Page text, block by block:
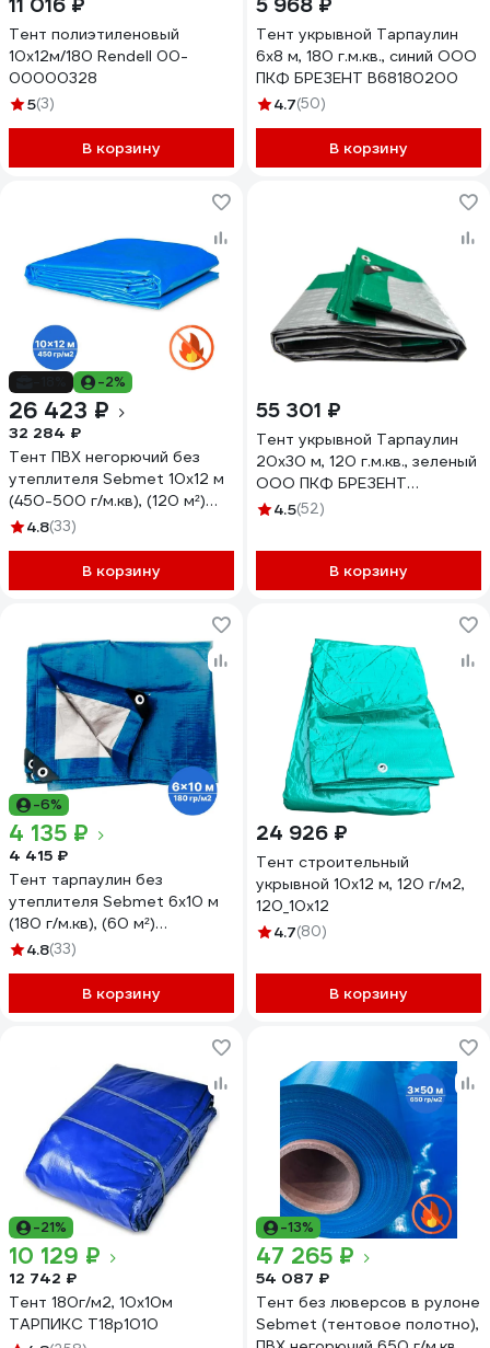
Тент полиэтиленовый
10х12м/180 Rendell 00-
00000328
5(3)
В корзину
Тент укрывной Тарпаулин
6х8 м, 180 г.м.кв., синий ООО
ПКФ БРЕЗЕНТ В68180200
4.7(50)
В корзину
-2%
26 423 ₽
32 284 ₽
Тент ПВХ негорючий без
утеплителя Sebmet 10x12 м
(450-500 г/м.кв), (120 м²)
TD07904501012П
4.8(33)
В корзину
55 301 ₽
Тент укрывной Тарпаулин
20х30 м, 120 г.м.кв., зеленый
ООО ПКФ БРЕЗЕНТ
В20301208
4.5(52)
В корзину
-6%
4 135 ₽
4 415 ₽
Тент тарпаулин без
утеплителя Sebmet 6x10 м
(180 г/м.кв), (60 м²)
TD0790180610Т
4.8(33)
В корзину
24 926 ₽
Тент строительный
укрывной 10х12 м, 120 г/м2,
120_10х12
4.7(80)
В корзину
-21%
10 129 ₽
12 742 ₽
Тент 180г/м2, 10х10м
ТАРПИКС Т18р1010
-13%
47 265 ₽
54 087 ₽
Тент без люверсов в рулоне
Sebmet (тентовое полотно),